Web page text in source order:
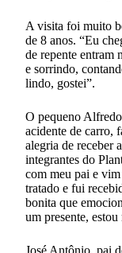
A visita foi muito
de 8 anos. “Eu
de repente entram
e sorrindo,
lindo, gostei”.
O pequeno
acidente de carro,
alegria de receber
integrantes do
com meu pai e
tratado e fui
bonita que
um presente,
José Antônio, pai